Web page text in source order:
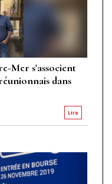
Mer s'associent
dans
Lire